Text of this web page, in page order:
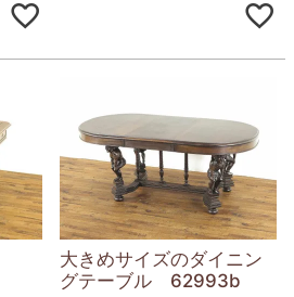
大きめサイズのダイニン
グテーブル 62993b